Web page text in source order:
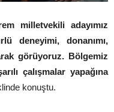
milletvekili adayımız
deneyimi, donanımı,
görüyoruz. Bölgemiz
çalışmalar yapağına
konuştu.